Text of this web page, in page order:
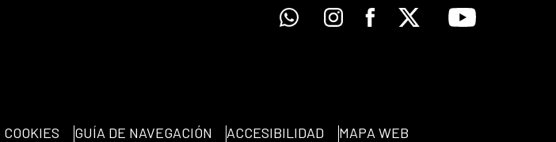
WhatsappInstagramFacebook
X Youtube
GUÍA DE NAVEGACIÓN ACCESIBILIDAD MAPA WEB